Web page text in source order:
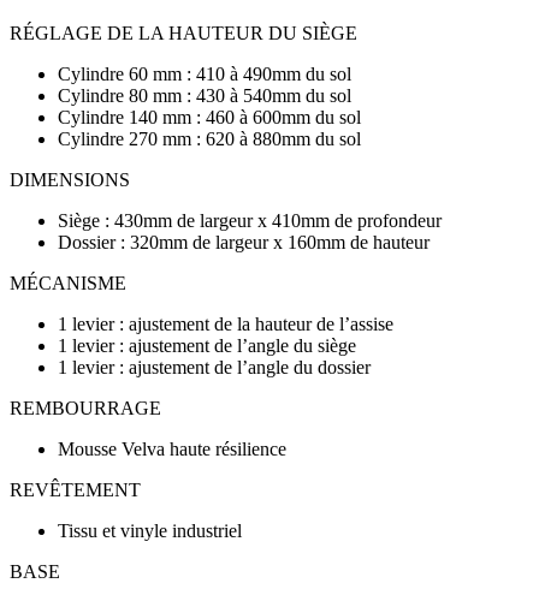
RÉGLAGE DE LA HAUTEUR DU SIÈGE
Cylindre 60 mm : 410 à 490mm du sol
Cylindre 80 mm : 430 à 540mm du sol
Cylindre 140 mm : 460 à 600mm du sol
Cylindre 270 mm : 620 à 880mm du sol
DIMENSIONS
Siège : 430mm de largeur x 410mm de profondeur
Dossier : 320mm de largeur x 160mm de hauteur
MÉCANISME
1 levier : ajustement de la hauteur de l’assise
1 levier : ajustement de l’angle du siège
1 levier : ajustement de l’angle du dossier
REMBOURRAGE
Mousse Velva haute résilience
REVÊTEMENT
Tissu et vinyle industriel
BASE